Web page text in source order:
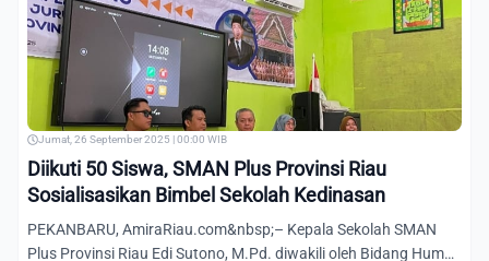
Jumat, 26 September 2025 | 00:00 WIB
Diikuti 50 Siswa, SMAN Plus Provinsi Riau
Sosialisasikan Bimbel Sekolah Kedinasan
PEKANBARU, AmiraRiau.com&nbsp;– Kepala Sekolah SMAN
Plus Provinsi Riau Edi Sutono, M.Pd. diwakili oleh Bidang Humas